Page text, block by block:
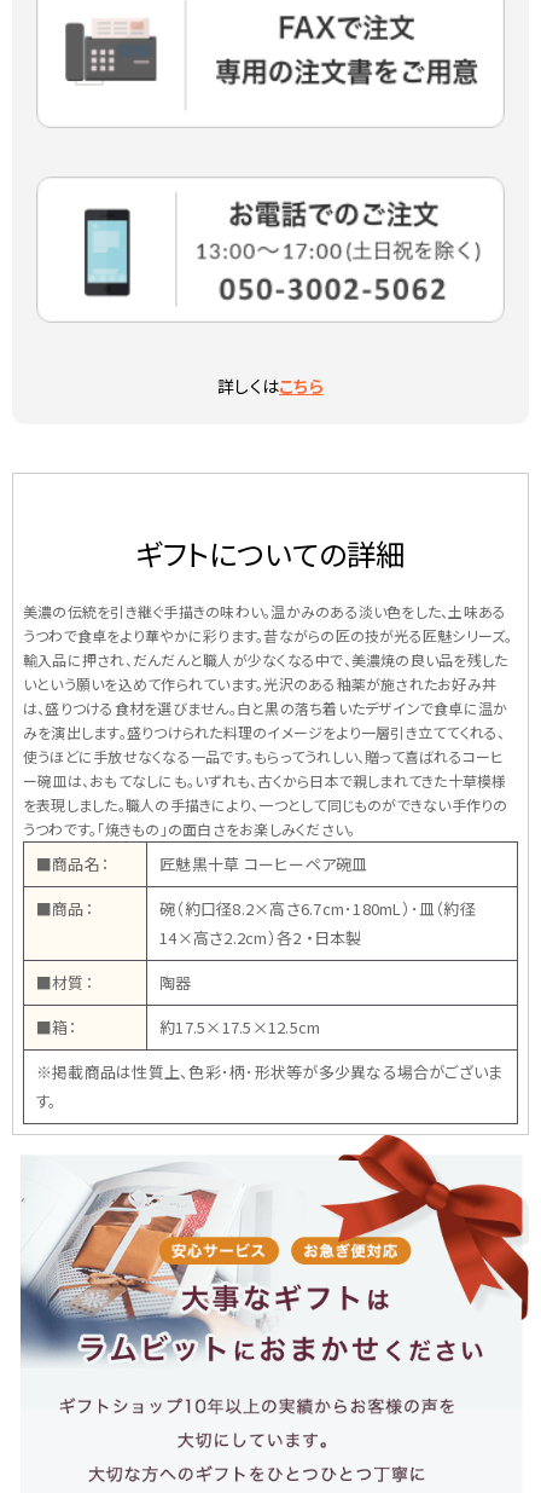
詳しくはこちら
ギフトについての詳細
美濃の伝統を引き継ぐ手描きの味わい。温かみのある淡い色をした、土味ある
うつわで食卓をより華やかに彩ります。昔ながらの匠の技が光る匠魅シリーズ。
輸入品に押され、だんだんと職人が少なくなる中で、美濃焼の良い品を残した
いという願いを込めて作られています。光沢のある釉薬が施されたお好み丼
は、盛りつける食材を選びません。白と黒の落ち着いたデザインで食卓に温か
みを演出します。盛りつけられた料理のイメージをより一層引き立ててくれる、
使うほどに手放せなくなる一品です。もらってうれしい、贈って喜ばれるコーヒ
ー碗皿は、おもてなしにも。いずれも、古くから日本で親しまれてきた十草模様
を表現しました。職人の手描きにより、一つとして同じものができない手作りの
うつわです。「焼きもの」の面白さをお楽しみください。
■商品名：
匠魅黒十草 コーヒーペア碗皿
■商品：
碗（約口径8.2×高さ6.7cm･180mL）･皿（約径
14×高さ2.2cm）各2 ・日本製
■材質：
陶器
■箱：
約17.5×17.5×12.5cm
※掲載商品は性質上、色彩･柄･形状等が多少異なる場合がございま
す。